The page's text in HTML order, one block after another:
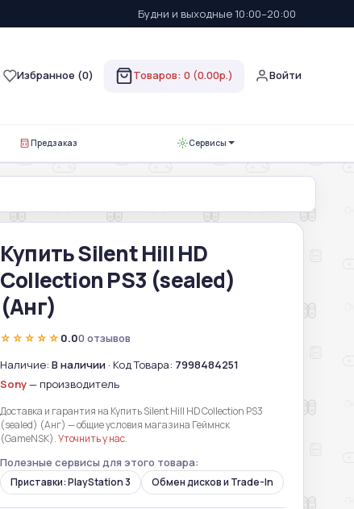
Будни и выходные 10:00–20:00
Избранное (0) Товаров: 0 (0.00р.) Войти
Предзаказ Сервисы
Купить Silent Hill HD
Collection PS3 (sealed)
(Анг)
☆☆☆☆☆ 0.00 отзывов
Наличие: В наличии · Код Товара: 7998484251
Sony— производитель
Доставка и гарантия на Купить Silent Hill HD Collection PS3
(sealed) (Анг) — общие условия магазина Геймнск
(GameNSK).Уточнить у нас.
Полезные сервисы для этого товара:
Приставки: PlayStation 3 Обмен дисков и Trade-In